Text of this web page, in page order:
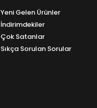
Yeni Gelen Ürünler
İndirimdekiler
Çok Satanlar
Sıkça Sorulan Sorular